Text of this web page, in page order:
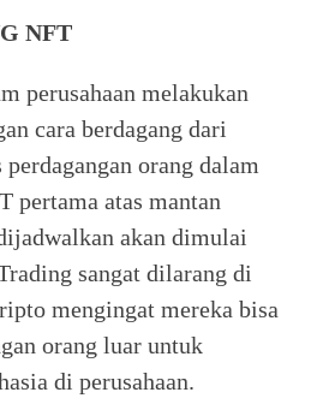
NFT
perusahaan melakukan
cara berdagang dari
orang dalam
pertama atas mantan
akan dimulai
sangat dilarang di
mengingat mereka bisa
orang luar untuk
di perusahaan.